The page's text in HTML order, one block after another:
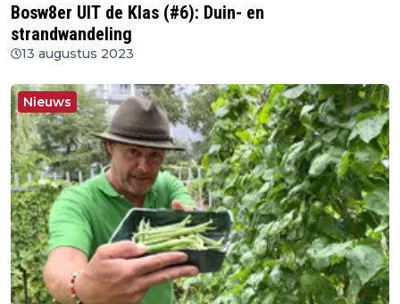
Bosw8er UIT de Klas (#6): Duin- en
strandwandeling
13 augustus 2023
Nieuws